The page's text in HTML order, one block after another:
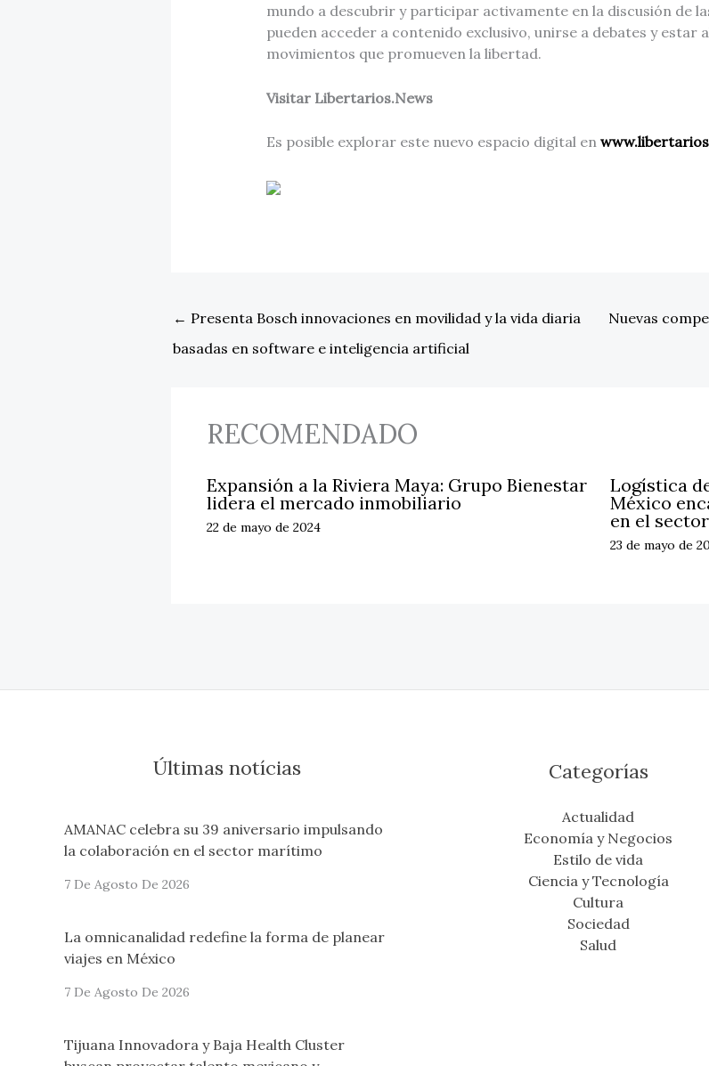
mundo a descubrir y participar activamente en la discusión de
pueden acceder a contenido exclusivo, unirse a debates y estar
movimientos que promueven la libertad.
Visitar Libertarios.News
Es posible explorar este nuevo espacio digital en
← Presenta Bosch innovaciones en movilidad y la vida diaria
basadas en software e inteligencia artificial
Nuevas
RECOMENDADO
Expansión a la Riviera Maya: Grupo Bienestar
lidera el mercado inmobiliario
22 de mayo de 2024
Logística
México
en el
23 de mayo de
Últimas notícias
AMANAC celebra su 39 aniversario impulsando
la colaboración en el sector marítimo
7 De Agosto De 2026
La omnicanalidad redefine la forma de planear
viajes en México
7 De Agosto De 2026
Tijuana Innovadora y Baja Health Cluster
Categorías
Actualidad
Economía y Negocios
Estilo de vida
Ciencia y Tecnología
Cultura
Sociedad
Salud